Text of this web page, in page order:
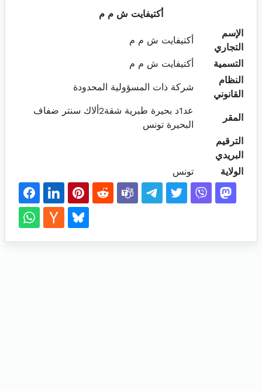
أكتيفايت ش م م
الإسم
التجاري
أكتيفايت ش م م
التسمية
أكتيفايت ش م م
النظام
القانوني
شركة ذات المسؤولية المحدودة
المقر
عد1د بحيرة طبرية شقة2ألاك سنتر ضفاف
البحيرة تونس
الترقيم
البريدي
الولاية
تونس